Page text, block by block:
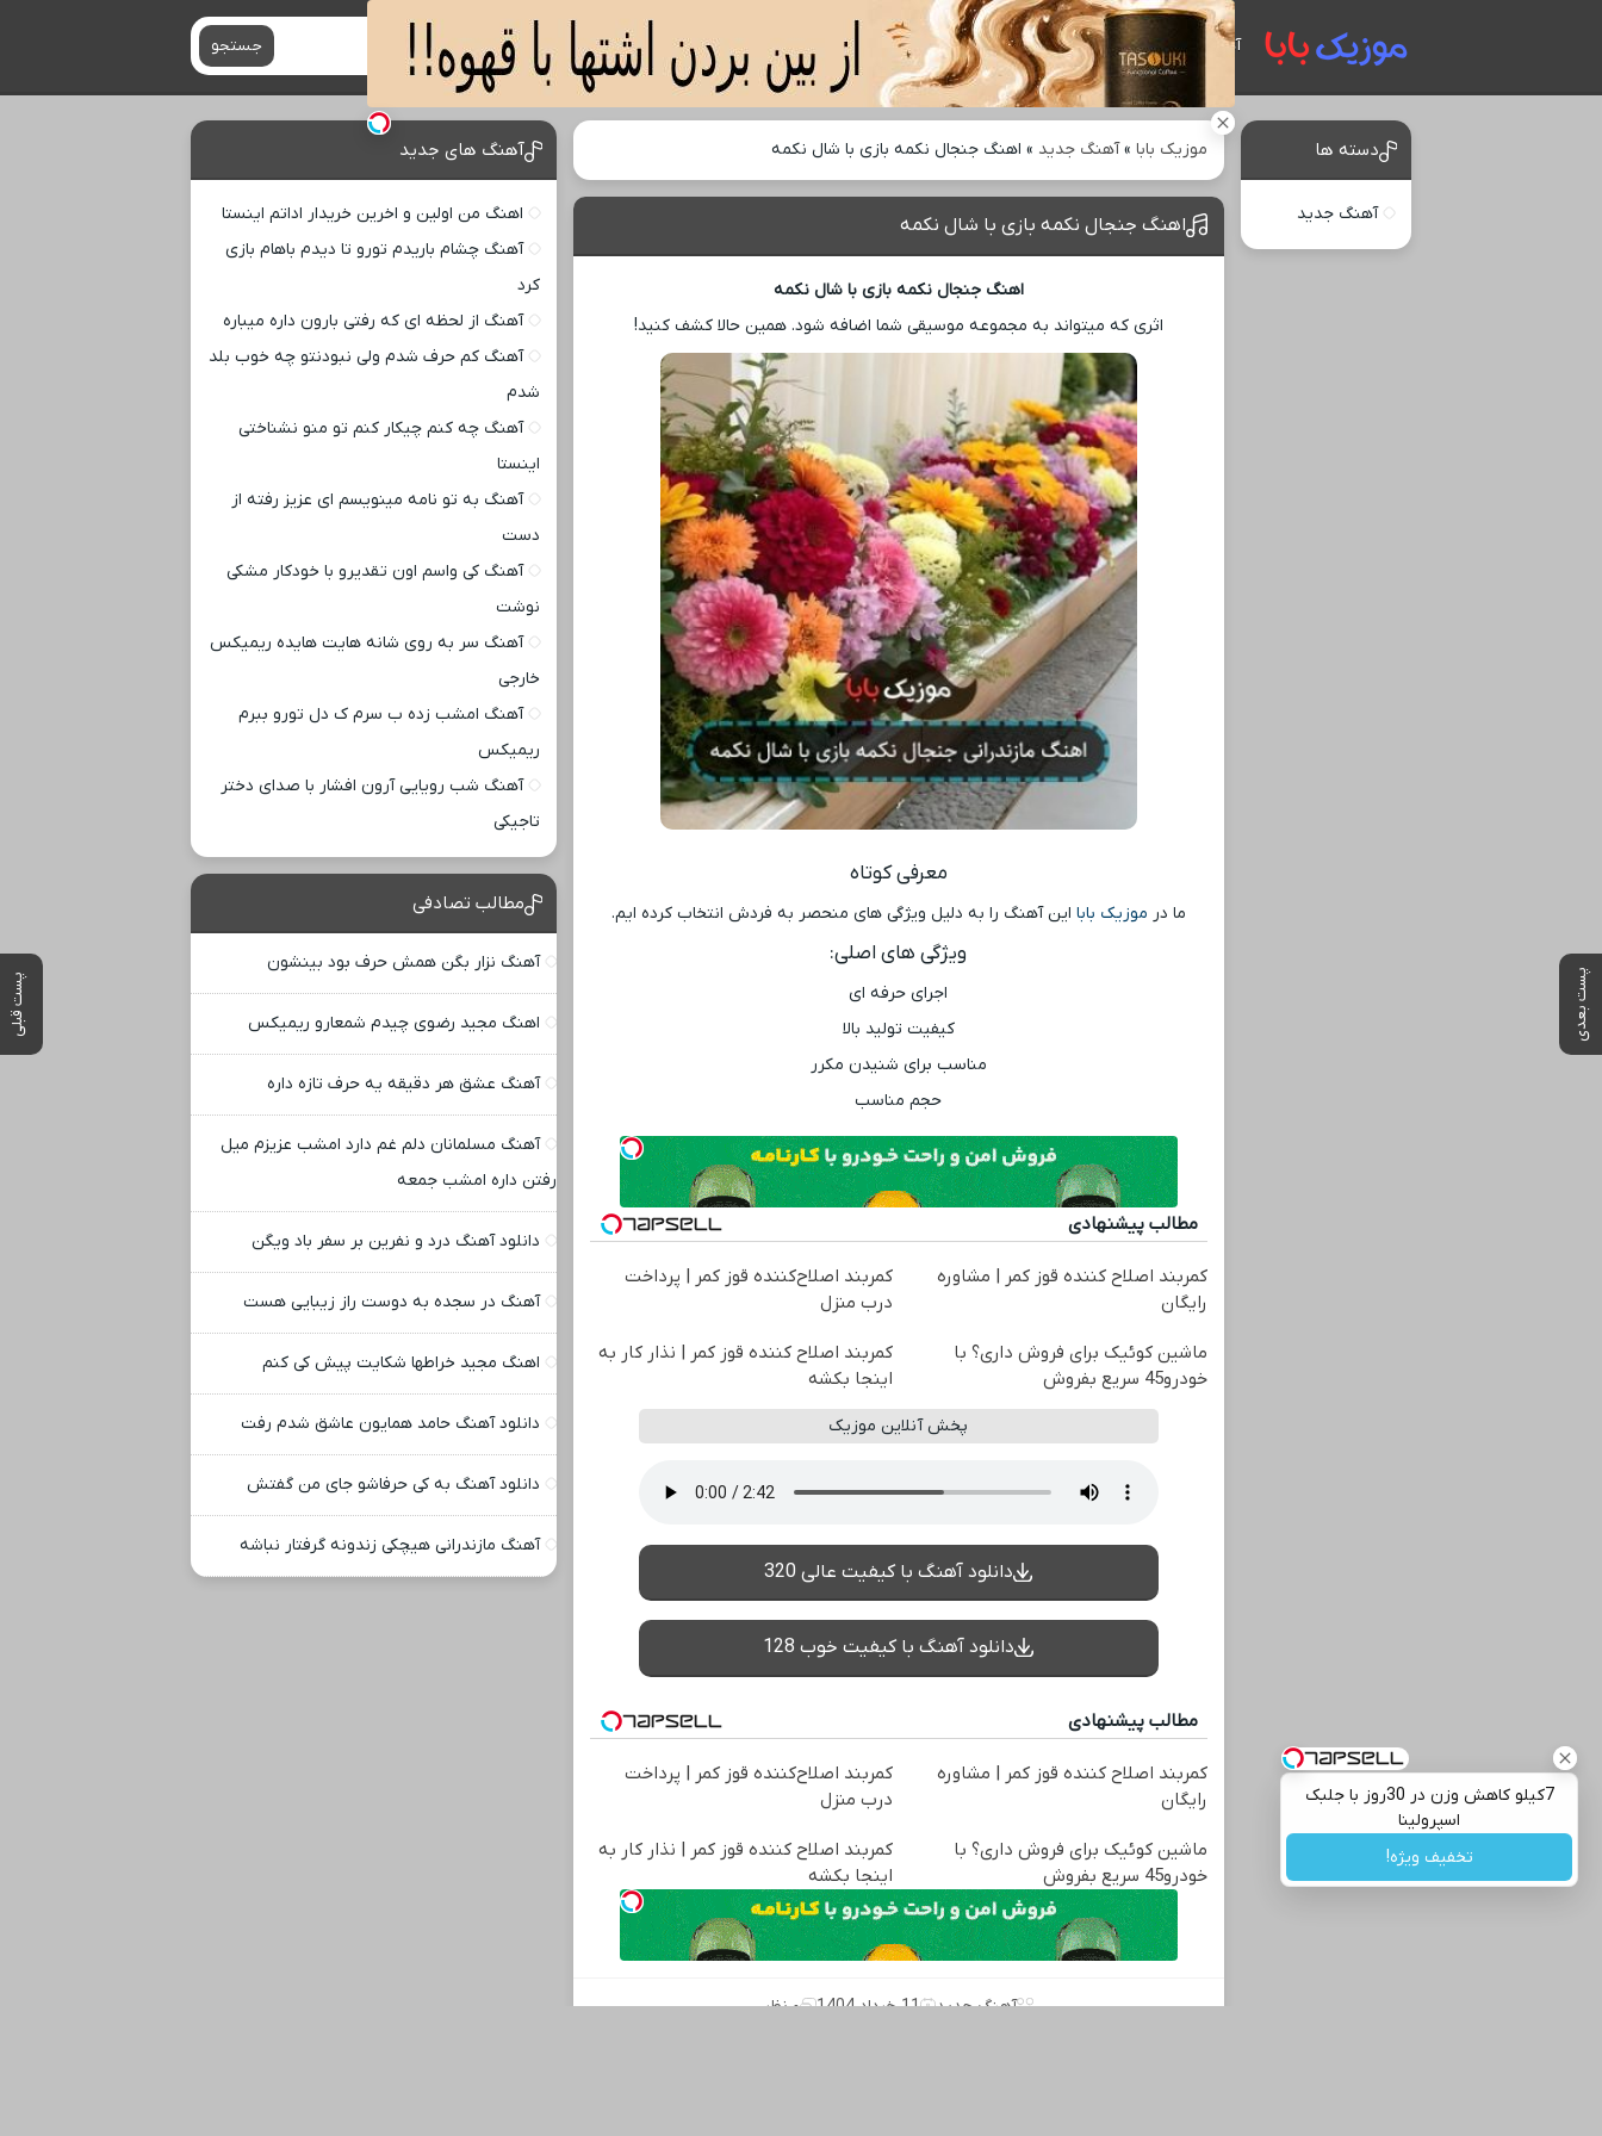
7کیلو کاهش وزن در 30روز با جلبک
اسپرولینا
تخفیف ویژه!
آهنگ های جدید جستجو
موزیک بابا »آهنگ جدید » اهنگ جنجال نکمه بازی با شال نکمه
پست بعدی پست قبلی
اهنگ جنجال نکمه بازی با شال نکمه
اهنگ جنجال نکمه بازی با شال نکمه
اثری که میتواند به مجموعه موسیقی شما اضافه شود. همین حالا کشف کنید!
معرفی کوتاه
ما در موزیک بابا این آهنگ را به دلیل ویژگی ‌های منحصر به فردش انتخاب کرده ‌ایم.
ویژگی ‌های اصلی:
اجرای حرفه ‌ای
کیفیت تولید بالا
مناسب برای شنیدن مکرر
حجم مناسب
مطالب پیشنهادی
کمربند اصلاح کننده قوز کمر | مشاوره
رایگان
کمربند اصلاح‌کننده قوز کمر | پرداخت
درب منزل
ماشین کوئیک برای فروش داری؟ با
خودرو45 سریع بفروش
کمربند اصلاح کننده قوز کمر | نذار کار به
اینجا بکشه
پخش آنلاین موزیک
دانلود آهنگ با کیفیت عالی 320
دانلود آهنگ با کیفیت خوب 128
مطالب پیشنهادی
کمربند اصلاح کننده قوز کمر | مشاوره
رایگان
کمربند اصلاح‌کننده قوز کمر | پرداخت
درب منزل
ماشین کوئیک برای فروش داری؟ با
خودرو45 سریع بفروش
کمربند اصلاح کننده قوز کمر | نذار کار به
اینجا بکشه
آهنگ جدید 11 خرداد 1404 ۰ نظر
دسته ها
آهنگ جدید
آهنگ های جدید
اهنگ من اولین و اخرین خریدار اداتم اینستا
آهنگ چشام باریدم تورو تا دیدم باهام بازی
کرد
آهنگ از لحظه ای که رفتی بارون داره میباره
آهنگ کم حرف شدم ولی نبودنتو چه خوب بلد
شدم
آهنگ چه کنم چیکار کنم تو منو نشناختی
اینستا
آهنگ به تو نامه مینویسم ای عزیز رفته از
دست
آهنگ کی واسم اون تقدیرو با خودکار مشکی
نوشت
آهنگ سر به روی شانه هایت هایده ریمیکس
خارجی
آهنگ امشب زده ب سرم ک دل تورو ببرم
ریمیکس
آهنگ شب رویایی آرون افشار با صدای دختر
تاجیکی
مطالب تصادفی
آهنگ نزار بگن همش حرف بود بینشون
اهنگ مجید رضوی چیدم شمعارو ریمیکس
آهنگ عشق هر دقیقه یه حرف تازه داره
آهنگ مسلمانان دلم غم دارد امشب عزیزم میل
رفتن داره امشب جمعه
دانلود آهنگ درد و نفرین بر سفر باد ویگن
آهنگ در سجده به دوست راز زیبایی هست
اهنگ مجید خراطها شکایت پیش کی کنم
دانلود آهنگ حامد همایون عاشق شدم رفت
دانلود آهنگ به کی حرفاشو جای من گفتش
آهنگ مازندرانی هیچکی زندونه گرفتار نباشه